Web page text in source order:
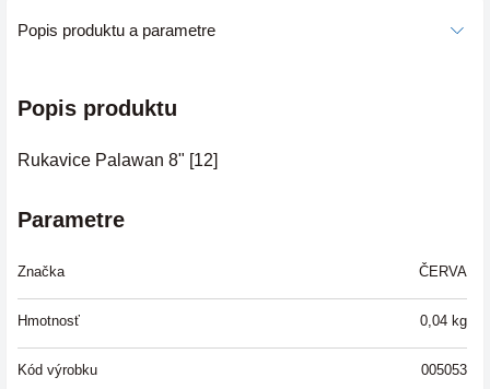
Popis produktu a parametre
Popis produktu
Rukavice Palawan 8" [12]
Parametre
Značka ČERVA
Hmotnosť 0,04 kg
Kód výrobku 005053